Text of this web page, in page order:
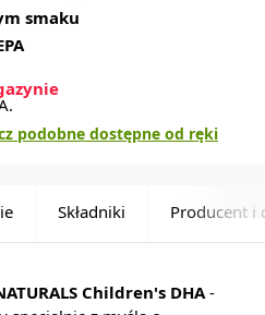
smaku
podobne dostępne od ręki
Składniki Producent i
Children's DHA -